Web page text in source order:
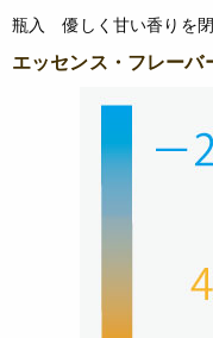
瓶入
優しく甘い香りを
エッセンス・フレーバ